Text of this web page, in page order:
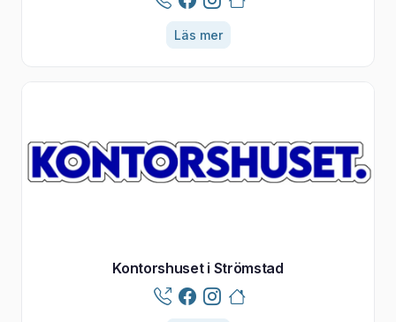
Läs mer
Kontorshuset i Strömstad